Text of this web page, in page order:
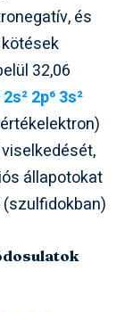
és
32,06
2p⁶ 3s²
állapotokat
(szulfidokban)